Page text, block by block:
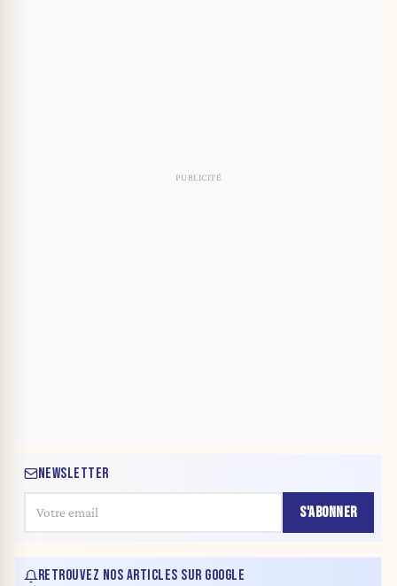
NEWSLETTER
S'ABONNER
RETROUVEZ NOS ARTICLES SUR GOOGLE